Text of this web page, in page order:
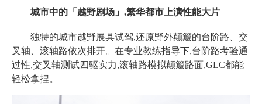
城市中的「越野剧场」,繁华都市上演性能大片
独特的城市越野展具试驾,还原野外颠簸的台阶路、交
叉轴、滚轴路依次排开。在专业教练指导下,台阶路考验通
过性,交叉轴测试四驱实力,滚轴路模拟颠簸路面,GLC都能
轻松拿捏。